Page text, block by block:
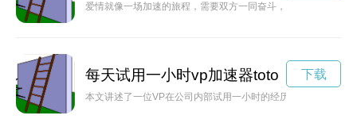
爱情就像一场加速的旅程，需要双方一同奋斗，才能加速前进。
每天试用一小时vp加速器toto
本文讲述了一位VP在公司内部试用一小时的经历，包括他的观
下载